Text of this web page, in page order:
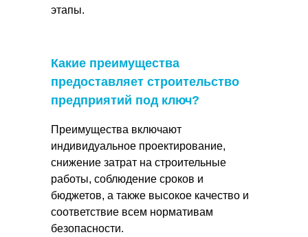
этапы.
Преимущества включают
индивидуальное проектирование,
снижение затрат на строительные
работы, соблюдение сроков и
бюджетов, а также высокое качество и
соответствие всем нормативам
безопасности.
Какие преимущества
предоставляет строительство
предприятий под ключ?